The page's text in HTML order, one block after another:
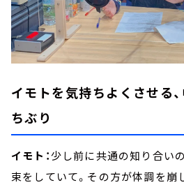
イモトを気持ちよくさせる
ちぶり
イモト：少し前に共通の知り合い
束をしていて。その方が体調を崩